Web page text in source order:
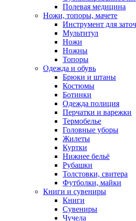
Полевая медицина
Ножи, топоры, мачете
Инструмент для
Мультитул
Ножи
Ножны
Топоры
Одежда и обувь
Брюки и штаны
Костюмы
Ботинки
Одежда полиция
Перчатки и варежки
Термобелье
Головные уборы
Жилеты
Куртки
Нижнее бельё
Рубашки
Толстовки, свитера
Футболки, майки
Книги и сувениры
Книги
Сувениры
Чучела